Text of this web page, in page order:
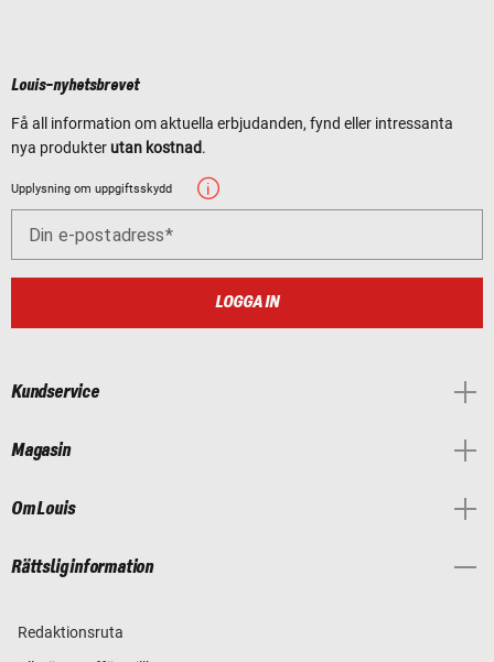
Louis-nyhetsbrevet
Få all information om aktuella erbjudanden, fynd eller intressanta
nya produkter utan kostnad.
Upplysning om uppgiftsskydd
Din e-postadress
LOGGA IN
Kundservice
Magasin
Om Louis
Rättslig information
Redaktionsruta